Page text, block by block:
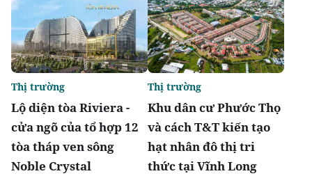
Lộ diện tòa Riviera -
cửa ngõ của tổ hợp 12
tòa tháp ven sông
Noble Crystal
Thị trường
Khu dân cư Phước Thọ
và cách T&T kiến tạo
hạt nhân đô thị tri
thức tại Vĩnh Long
Thị trường